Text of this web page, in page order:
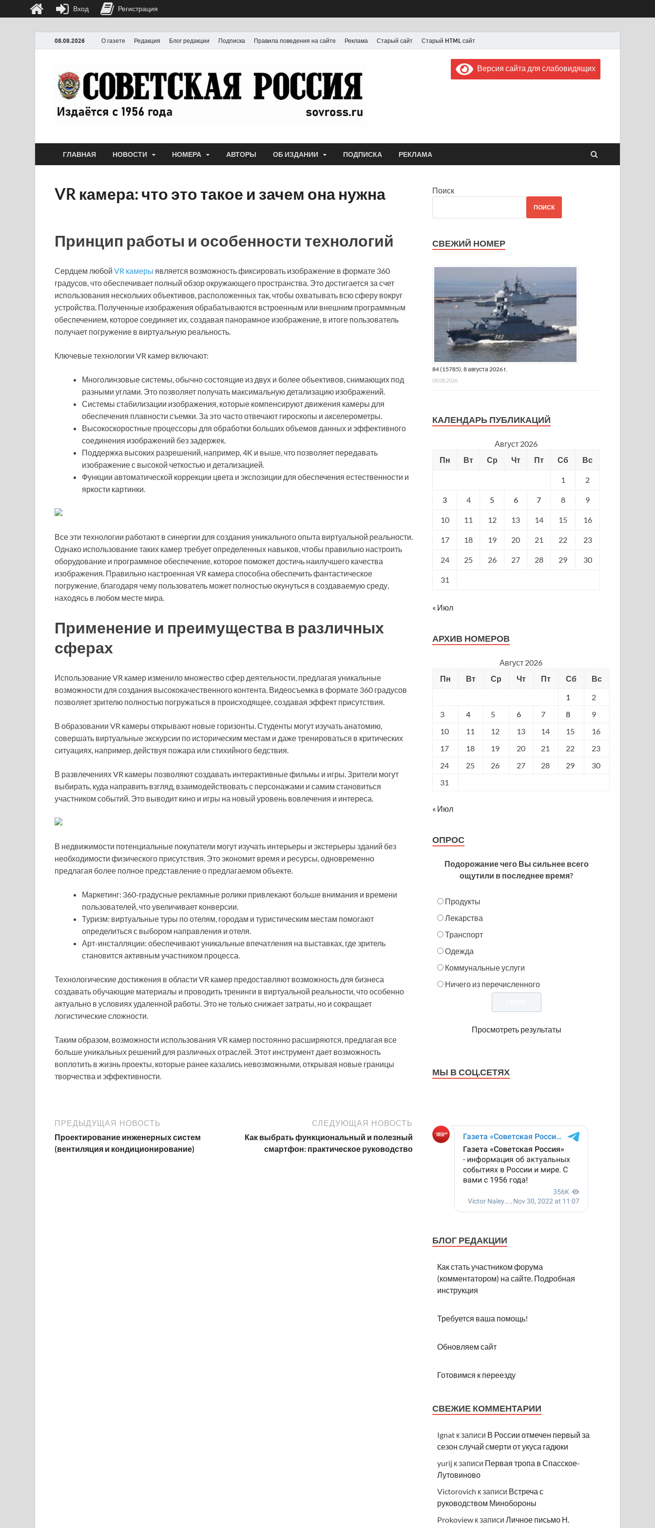
08.08.2026 О газете Редакция Блог редакции Подписка Правила поведения на сайте Реклама Старый сайт Старый HTML сайт
Газета "Советская Россия"
Выпускается с июля 1956 года
Версия сайта для слабовидящих
ГЛАВНАЯ НОВОСТИ НОМЕРА АВТОРЫ ОБ ИЗДАНИИ ПОДПИСКА РЕКЛАМА
VR камера: что это такое и зачем она нужна
Принцип работы и особенности технологий
Сердцем любой VR камеры является возможность фиксировать изображение в формате 360
градусов, что обеспечивает полный обзор окружающего пространства. Это достигается за счет
использования нескольких объективов, расположенных так, чтобы охватывать всю сферу вокруг
устройства. Полученные изображения обрабатываются встроенным или внешним программным
обеспечением, которое соединяет их, создавая панорамное изображение, в итоге пользователь
получает погружение в виртуальную реальность.
Ключевые технологии VR камер включают:
Многолинзовые системы, обычно состоящие из двух и более объективов, снимающих под
разными углами. Это позволяет получать максимальную детализацию изображений.
Системы стабилизации изображения, которые компенсируют движения камеры для
обеспечения плавности съемки. За это часто отвечают гироскопы и акселерометры.
Высокоскоростные процессоры для обработки больших объемов данных и эффективного
соединения изображений без задержек.
Поддержка высоких разрешений, например, 4K и выше, что позволяет передавать
изображение с высокой четкостью и детализацией.
Функции автоматической коррекции цвета и экспозиции для обеспечения естественности и
яркости картинки.
Все эти технологии работают в синергии для создания уникального опыта виртуальной реальности.
Однако использование таких камер требует определенных навыков, чтобы правильно настроить
оборудование и программное обеспечение, которое поможет достичь наилучшего качества
изображения. Правильно настроенная VR камера способна обеспечить фантастическое
погружение, благодаря чему пользователь может полностью окунуться в создаваемую среду,
находясь в любом месте мира.
Применение и преимущества в различных
сферах
Использование VR камер изменило множество сфер деятельности, предлагая уникальные
возможности для создания высококачественного контента. Видеосъемка в формате 360 градусов
позволяет зрителю полностью погружаться в происходящее, создавая эффект присутствия.
В образовании VR камеры открывают новые горизонты. Студенты могут изучать анатомию,
совершать виртуальные экскурсии по историческим местам и даже тренироваться в критических
ситуациях, например, действуя пожара или стихийного бедствия.
В развлечениях VR камеры позволяют создавать интерактивные фильмы и игры. Зрители могут
выбирать, куда направить взгляд, взаимодействовать с персонажами и самим становиться
участником событий. Это выводит кино и игры на новый уровень вовлечения и интереса.
В недвижимости потенциальные покупатели могут изучать интерьеры и экстерьеры зданий без
необходимости физического присутствия. Это экономит время и ресурсы, одновременно
предлагая более полное представление о предлагаемом объекте.
Маркетинг: 360-градусные рекламные ролики привлекают больше внимания и времени
пользователей, что увеличивает конверсии.
Туризм: виртуальные туры по отелям, городам и туристическим местам помогают
определиться с выбором направления и отеля.
Арт-инсталляции: обеспечивают уникальные впечатления на выставках, где зритель
становится активным участником процесса.
Технологические достижения в области VR камер предоставляют возможность для бизнеса
создавать обучающие материалы и проводить тренинги в виртуальной реальности, что особенно
актуально в условиях удаленной работы. Это не только снижает затраты, но и сокращает
логистические сложности.
Таким образом, возможности использования VR камер постоянно расширяются, предлагая все
больше уникальных решений для различных отраслей. Этот инструмент дает возможность
воплотить в жизнь проекты, которые ранее казались невозможными, открывая новые границы
творчества и эффективности.
ПРЕДЫДУЩАЯ НОВОСТЬ
Проектирование инженерных систем
(вентиляция и кондиционирование)
СЛЕДУЮЩАЯ НОВОСТЬ
Как выбрать функциональный и полезный
смартфон: практическое руководство
Поиск
ПОИСК
СВЕЖИЙ НОМЕР
84 (15785), 8 августа 2026 г.
08.08.2026
КАЛЕНДАРЬ ПУБЛИКАЦИЙ
Август 2026
Пн
Вт Ср Чт Пт Сб Вс
1 2
3 4 5 6 7 8 9
10 11 12 13 14 15 16
17 18 19 20 21 22 23
24 25 26 27 28 29 30
31
« Июл
АРХИВ НОМЕРОВ
Август 2026
Пн
Вт Ср Чт Пт Сб
Вс
1
2
3
4 5 6 7 8
9
10
11 12 13 14 15
16
17
18 19 20 21 22
23
24
25 26 27 28 29
30
31
« Июл
ОПРОС
Подорожание чего Вы сильнее всего
ощутили в последнее время?
Продукты
Лекарства
Транспорт
Одежда
Коммунальные услуги
Ничего из перечисленного
Просмотреть результаты
МЫ В СОЦ.СЕТЯХ
БЛОГ РЕДАКЦИИ
Как стать участником форума
(комментатором) на сайте. Подробная
инструкция
Требуется ваша помощь!
Обновляем сайт
Готовимся к переезду
СВЕЖИЕ КОММЕНТАРИИ
Ignat к записи В России отмечен первый за
сезон случай смерти от укуса гадюки
yurij к записи Первая тропа в Спасское-
Лутовиново
Victorovich к записи Встреча с
руководством Минобороны
Prokoview к записи Личное письмо Н.
Вход Регистрация